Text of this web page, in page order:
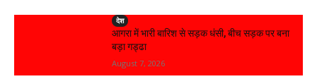
देश
आगरा में भारी बारिश से सड़क धंसी, बीच सड़क पर बना
बड़ा गड्ढा
August 7, 2026